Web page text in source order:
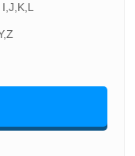
I,J,K,L